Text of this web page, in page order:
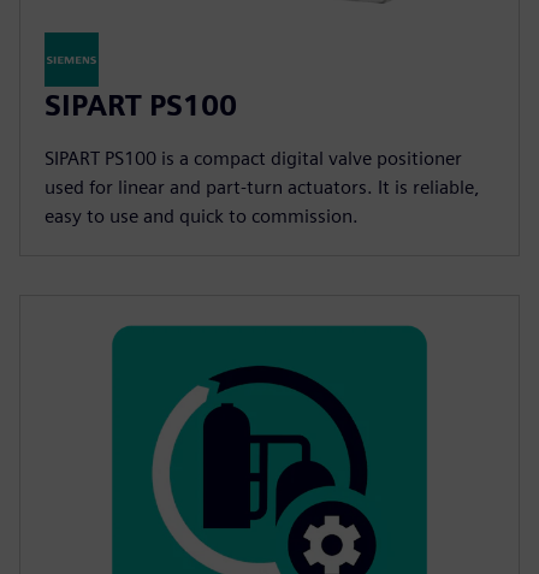
SIPART PS100
SIPART PS100 is a compact digital valve positioner
used for linear and part-turn actuators. It is reliable,
easy to use and quick to commission.